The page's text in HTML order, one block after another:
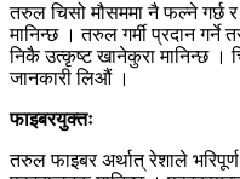
तरुल चिसो मौसममा नै फल्ने गर्छ
मानिन्छ । तरुल गर्मी प्रदान गर्ने
निकै उत्कृष्ट खानेकुरा मानिन्छ ।
जानकारी लिऔं ।
फाइबरयुक्तः
तरुल फाइबर अर्थात् रेशाले